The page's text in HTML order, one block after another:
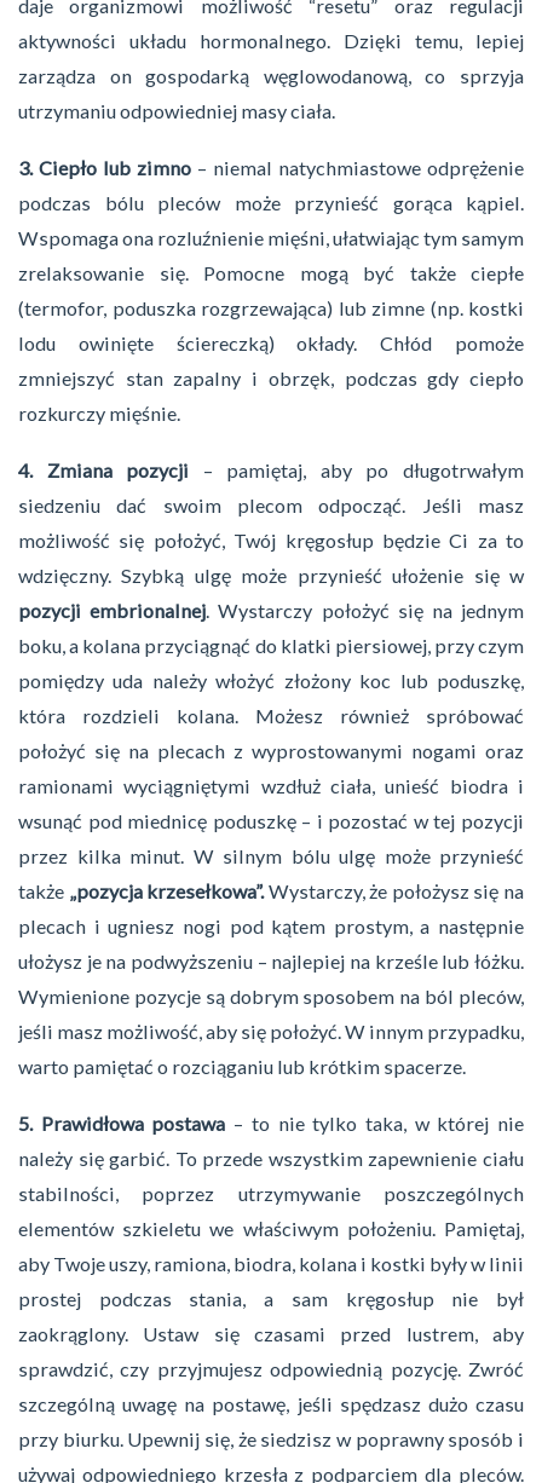
daje organizmowi możliwość “resetu” oraz regulacji
aktywności układu hormonalnego. Dzięki temu, lepiej
zarządza on gospodarką węglowodanową, co sprzyja
utrzymaniu odpowiedniej masy ciała.
3. Ciepło lub zimno – niemal natychmiastowe odprężenie
podczas bólu pleców może przynieść gorąca kąpiel.
Wspomaga ona rozluźnienie mięśni, ułatwiając tym samym
zrelaksowanie się. Pomocne mogą być także ciepłe
(termofor, poduszka rozgrzewająca) lub zimne (np. kostki
lodu owinięte ściereczką) okłady. Chłód pomoże
zmniejszyć stan zapalny i obrzęk, podczas gdy ciepło
rozkurczy mięśnie.
4. Zmiana pozycji – pamiętaj, aby po długotrwałym
siedzeniu dać swoim plecom odpocząć. Jeśli masz
możliwość się położyć, Twój kręgosłup będzie Ci za to
wdzięczny. Szybką ulgę może przynieść ułożenie się w
pozycji embrionalnej. Wystarczy położyć się na jednym
boku, a kolana przyciągnąć do klatki piersiowej, przy czym
pomiędzy uda należy włożyć złożony koc lub poduszkę,
która rozdzieli kolana. Możesz również spróbować
położyć się na plecach z wyprostowanymi nogami oraz
ramionami wyciągniętymi wzdłuż ciała, unieść biodra i
wsunąć pod miednicę poduszkę – i pozostać w tej pozycji
przez kilka minut. W silnym bólu ulgę może przynieść
także „pozycja krzesełkowa”.Wystarczy, że położysz się na
plecach i ugniesz nogi pod kątem prostym, a następnie
ułożysz je na podwyższeniu – najlepiej na krześle lub łóżku.
Wymienione pozycje są dobrym sposobem na ból pleców,
jeśli masz możliwość, aby się położyć. W innym przypadku,
warto pamiętać o rozciąganiu lub krótkim spacerze.
5. Prawidłowa postawa – to nie tylko taka, w której nie
należy się garbić. To przede wszystkim zapewnienie ciału
stabilności, poprzez utrzymywanie poszczególnych
elementów szkieletu we właściwym położeniu. Pamiętaj,
aby Twoje uszy, ramiona, biodra, kolana i kostki były w linii
prostej podczas stania, a sam kręgosłup nie był
zaokrąglony. Ustaw się czasami przed lustrem, aby
sprawdzić, czy przyjmujesz odpowiednią pozycję. Zwróć
szczególną uwagę na postawę, jeśli spędzasz dużo czasu
przy biurku. Upewnij się, że siedzisz w poprawny sposób i
używaj odpowiedniego krzesła z podparciem dla pleców.